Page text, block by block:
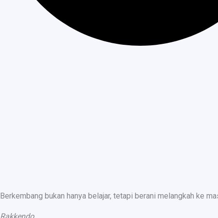
Berkembang bukan hanya belajar, tetapi berani melangkah ke